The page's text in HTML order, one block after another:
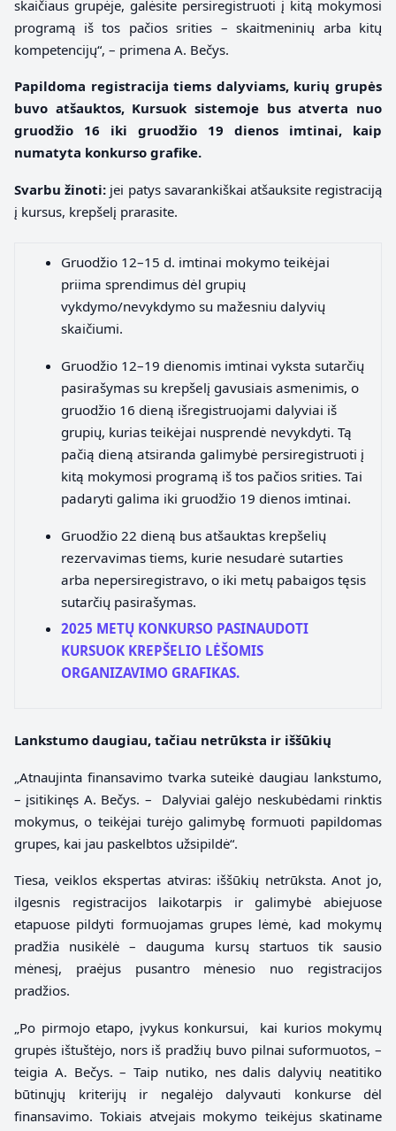
skaičiaus grupėje, galėsite persiregistruoti į kitą mokymosi
programą iš tos pačios srities – skaitmeninių arba kitų
kompetencijų“, – primena A. Bečys.
Papildoma registracija tiems dalyviams, kurių grupės
buvo atšauktos, Kursuok sistemoje bus atverta nuo
gruodžio 16 iki gruodžio 19 dienos
imtinai, kaip
numatyta konkurso grafike.
Svarbu žinoti: jei patys savarankiškai atšauksite registraciją
į kursus, krepšelį prarasite.
Gruodžio 12–15 d. imtinai mokymo teikėjai
priima sprendimus dėl grupių
vykdymo/nevykdymo su mažesniu dalyvių
skaičiumi.
Gruodžio 12–19 dienomis imtinai vyksta sutarčių
pasirašymas su krepšelį gavusiais asmenimis, o
gruodžio 16 dieną išregistruojami dalyviai iš
grupių, kurias teikėjai nusprendė nevykdyti. Tą
pačią dieną atsiranda galimybė persiregistruoti į
kitą mokymosi programą iš tos pačios srities. Tai
padaryti galima iki gruodžio 19 dienos imtinai.
Gruodžio 22 dieną bus atšauktas krepšelių
rezervavimas tiems, kurie nesudarė sutarties
arba nepersiregistravo, o iki metų pabaigos tęsis
sutarčių pasirašymas.
2025 METŲ KONKURSO PASINAUDOTI
KURSUOK KREPŠELIO LĖŠOMIS
ORGANIZAVIMO GRAFIKAS.
Lankstumo daugiau, tačiau netrūksta ir iššūkių
„Atnaujinta finansavimo tvarka suteikė daugiau lankstumo,
– įsitikinęs A. Bečys. – Dalyviai galėjo neskubėdami rinktis
mokymus, o teikėjai turėjo galimybę formuoti papildomas
grupes, kai jau paskelbtos užsipildė“.
Tiesa, veiklos ekspertas atviras: iššūkių netrūksta. Anot jo,
ilgesnis registracijos laikotarpis ir galimybė abiejuose
etapuose pildyti formuojamas grupes lėmė, kad mokymų
pradžia nusikėlė – dauguma kursų startuos tik sausio
mėnesį, praėjus pusantro mėnesio nuo registracijos
pradžios.
„Po pirmojo etapo, įvykus konkursui, kai kurios mokymų
grupės ištuštėjo, nors iš pradžių buvo pilnai suformuotos, –
teigia A. Bečys. – Taip nutiko, nes dalis dalyvių neatitiko
būtinųjų kriterijų ir negalėjo dalyvauti konkurse dėl
finansavimo. Tokiais atvejais mokymo teikėjus skatiname